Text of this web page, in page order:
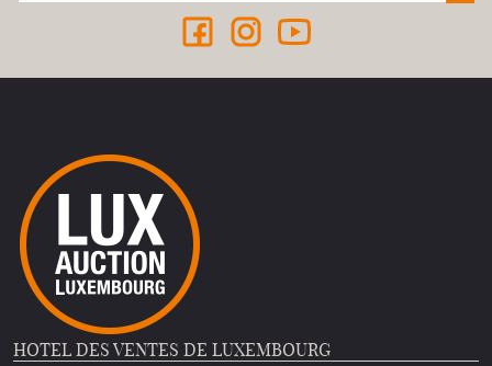
HOTEL DES VENTES DE LUXEMBOURG